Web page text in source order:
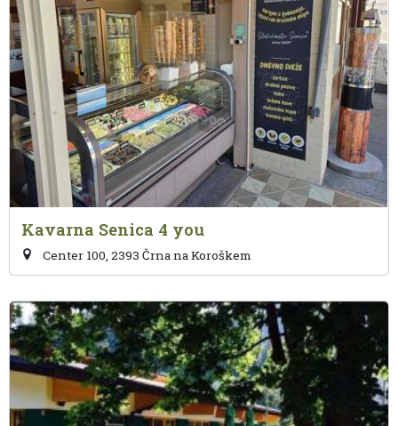
Kavarna Senica 4 you
Center 100, 2393 Črna na Koroškem